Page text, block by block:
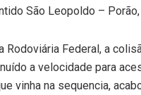
São Leopoldo –
Federal, a
a velocidade para
vinha na sequencia,